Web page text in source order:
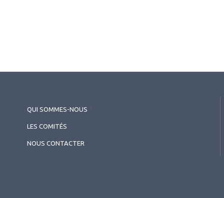
2026.05.26
QUI SOMMES-NOUS
LES COMITÉS
NOUS CONTACTER